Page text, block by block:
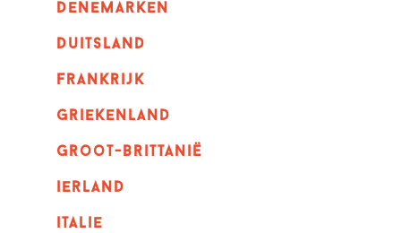
denemarken
duitsland
frankrijk
griekenland
Groot-Brittanië
ierland
italie